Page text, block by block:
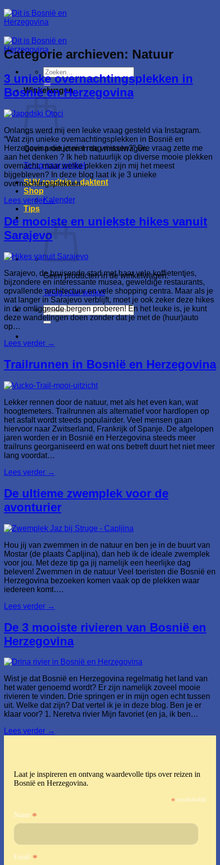
Ga
naar
inhoud
Zoeken
naar:
Winkelwagen
Geen producten in de winkelwagen.
Terug naar winkel
SUV roadtrip + daktent
Shop
Kalender
Tips
Geen producten in de winkelwagen.
Terug naar winkel
Zoeken
naar:
Categorie archieven: Natuur
3 unieke overnachtingsplekken in
Bosnië en Herzegovina
Onlangs werd mij een leuke vraag gesteld via Instagram.
“Wat zijn unieke overnachtingsplekken in Bosnië en
Herzegovina die je niet mag missen?” Die vraag zette me
aan het denken ? Ik heb natuurlijk op diverse mooie plekken
overnacht, maar welke plekken zijn mij het meest
bijgebleven? In deze blog laat ik je 3 unieke
overnachtingsplekken…
Lees verder→
De mooiste en uniekste hikes vanuit
Sarajevo
Sarajevo, de bruisende stad met haar vele koffietentjes,
bijzondere en interessante musea, geweldige restaurants,
opvallende architectuur en vele shopping centra. Maar als je
wat langer in Sarajevo verblijft, moet je ook zeker deze hikes
in de omliggende bergen proberen! En het leuke is, je kunt
deze wandelingen doen zonder dat je met de (huur)auto
op…
Lees verder →
Trailrunnen in Bosnië en Herzegovina
Lekker rennen door de natuur, met als het even kan, wat
hoogtemeters. Trailrunnen als alternatief voor hardlopen op
het asfalt wordt steeds populairder. Veel mensen gaan
hiervoor naar Zwitserland, Frankrijk of Spanje. De afgelopen
jaren worden er in Bosnië en Herzegovina steeds meer
trailruns georganiseerd en wat ons betreft duurt het niet meer
lang voordat…
Lees verder →
De ultieme zwemplek voor de
avonturier
Hou jij van zwemmen in de natuur en ben je in de buurt van
Mostar (de plaats Čapljina), dan heb ik de ideale zwemplek
voor jou. Met deze tip ga jij namelijk een heerlijke dag
beleven! Zwemmen in de natuur Veel toeristen die Bosnië en
Herzegovina bezoeken komen vaak op de plekken waar
iedereen komt….
Lees verder →
De 3 mooiste rivieren van Bosnië en
Herzegovina
Wist je dat Bosnië en Herzegovina regelmatig het land van
het water genoemd wordt? Er zijn namelijk zoveel mooie
rivieren te vinden. Drie springen er in mijn ogen echt tussen
uit. Welke dat zijn? Dat vertel ik je in deze blog. Ben je er
klaar voor? 1. Neretva rivier Mijn favoriet (en ja, ik ben…
Lees verder →
Laat je inspireren en ontvang waardevolle tips over reizen in
Bosnië en Herzegovina.
* noodzakelijk
Naam *
Email *